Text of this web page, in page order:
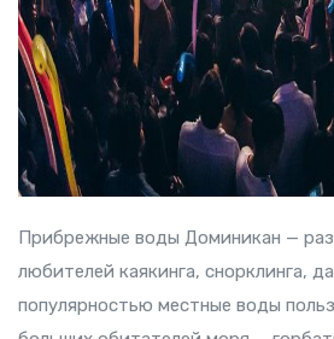
Прибрежные воды Доминикан —
любителей каякинга, снорклинга,
популярностью местные воды